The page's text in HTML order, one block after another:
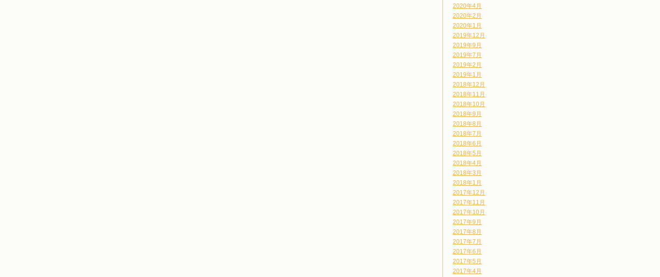
2020年4月
2020年2月
2020年1月
2019年12月
2019年9月
2019年7月
2019年2月
2019年1月
2018年12月
2018年11月
2018年10月
2018年9月
2018年8月
2018年7月
2018年6月
2018年5月
2018年4月
2018年3月
2018年1月
2017年12月
2017年11月
2017年10月
2017年9月
2017年8月
2017年7月
2017年6月
2017年5月
2017年4月